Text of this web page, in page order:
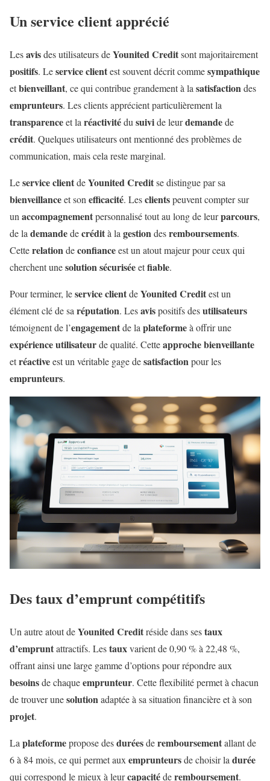
Un service client apprécié
Lesavisdes utilisateurs deYounited Creditsont majoritairement
positifs. Leserviceclientest souvent décrit commesympathique
etbienveillant, ce qui contribue grandement à la satisfactiondes
emprunteurs. Les clients apprécient particulièrement la
transparenceet la réactivitédu suivide leurdemandede
crédit. Quelques utilisateurs ont mentionné des problèmes de
communication, mais cela reste marginal.
LeserviceclientdeYounited Creditse distingue par sa
bienveillanceet son efficacité. Lesclientspeuvent compter sur
un accompagnementpersonnalisé tout au long de leurparcours,
de la demandedecrédità la gestiondesremboursements.
Cetterelationdeconfianceest un atout majeur pour ceux qui
cherchent unesolutionsécuriséeetfiable.
Pour terminer, leserviceclientdeYounited Creditest un
élément clé de sa réputation. Lesavispositifs desutilisateurs
témoignent de l’engagementde la plateformeà offrir une
expérienceutilisateurde qualité. Cetteapprochebienveillante
etréactiveest un véritable gage desatisfactionpour les
emprunteurs.
Des taux d’emprunt compétitifs
Un autre atout deYounited Creditréside dans sestaux
d’empruntattractifs. Lestauxvarient de 0,90 % à 22,48 %,
offrant ainsi une large gamme d’options pour répondre aux
besoinsde chaqueemprunteur. Cette flexibilité permet à chacun
de trouver unesolution adaptée à sa situation financière et à son
projet.
La plateformepropose desduréesderemboursementallant de
6 à 84 mois, ce qui permet aux emprunteursde choisir la durée
qui correspond le mieux à leurcapacitéderemboursement.